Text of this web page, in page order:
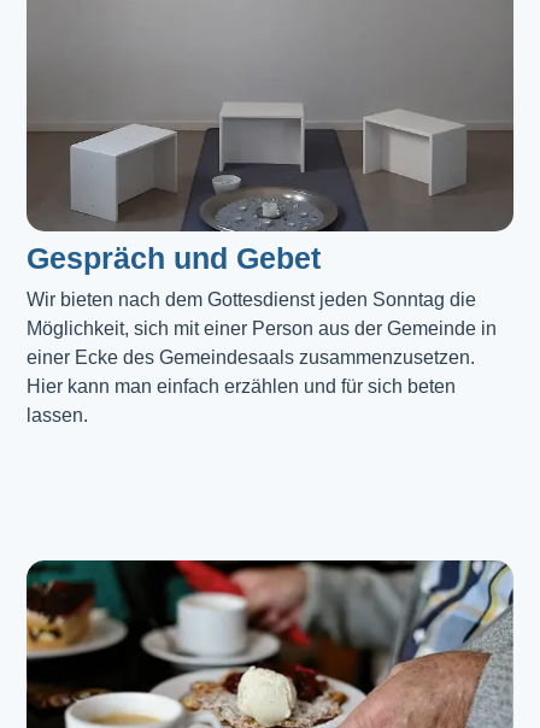
Gespräch und Gebet
Wir bieten nach dem Gottesdienst jeden Sonntag die
Möglichkeit, sich mit einer Person aus der Gemeinde in
einer Ecke des Gemeindesaals zusammenzusetzen.
Hier kann man einfach erzählen und für sich beten
lassen.